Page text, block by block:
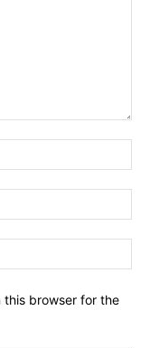
this browser for the